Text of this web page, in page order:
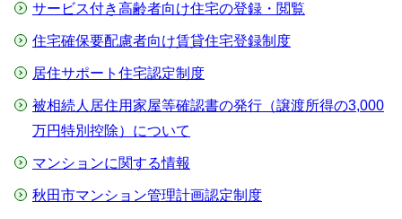
サービス付き高齢者向け住宅の登録・閲覧
住宅確保要配慮者向け賃貸住宅登録制度
居住サポート住宅認定制度
被相続人居住用家屋等確認書の発行（譲渡所得の3,000
万円特別控除）について
マンションに関する情報
秋田市マンション管理計画認定制度